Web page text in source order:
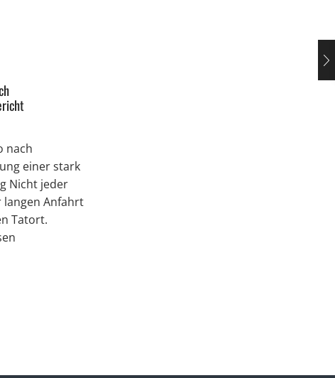
nach
einer stark
Nicht jeder
langen Anfahrt
Tatort.